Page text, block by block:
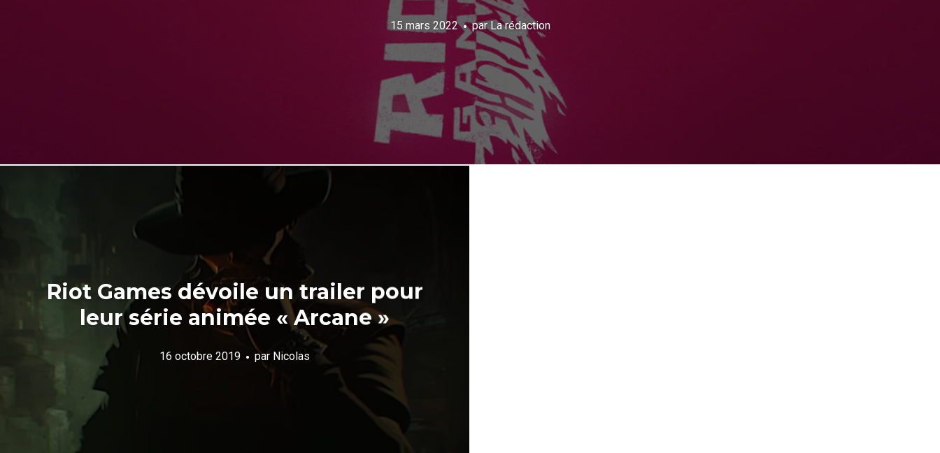
15 mars 2022 parLa rédaction
Riot Games dévoile un trailer pour
leur série animée « Arcane »
16 octobre 2019 par Nicolas